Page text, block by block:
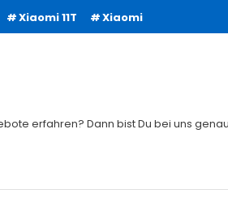
Xiaomi 11T Xiaomi
erfahren? Dann bist Du bei uns